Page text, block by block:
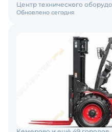
Обновлено сегодня
Центр технического